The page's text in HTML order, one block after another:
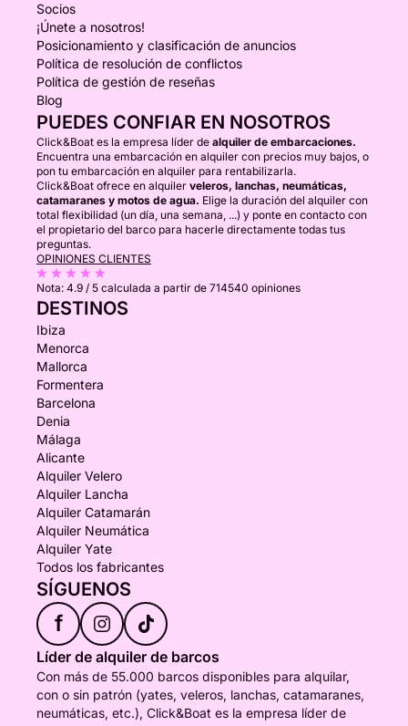
Socios
¡Únete a nosotros!
Posicionamiento y clasificación de anuncios
Política de resolución de conflictos
Política de gestión de reseñas
Blog
PUEDES CONFIAR EN NOSOTROS
Click&Boat es la empresa líder de alquiler de embarcaciones.
Encuentra una embarcación en alquiler con precios muy bajos, o
pon tu embarcación en alquiler para rentabilizarla.
Click&Boat ofrece en alquiler veleros, lanchas, neumáticas,
catamaranes y motos de agua. Elige la duración del alquiler con
total flexibilidad (un día, una semana, ...) y ponte en contacto con
el propietario del barco para hacerle directamente todas tus
preguntas.
OPINIONES CLIENTES
Nota: 4.9 / 5 calculada a partir de 714540 opiniones
DESTINOS
Ibiza
Menorca
Mallorca
Formentera
Barcelona
Denia
Málaga
Alicante
Alquiler Velero
Alquiler Lancha
Alquiler Catamarán
Alquiler Neumática
Alquiler Yate
Todos los fabricantes
SÍGUENOS
f
Líder de alquiler de barcos
Con más de 55.000 barcos disponibles para alquilar,
con o sin patrón (yates, veleros, lanchas, catamaranes,
neumáticas, etc.), Click&Boat es la empresa líder de